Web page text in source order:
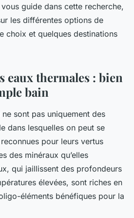
guide dans cette recherche,
les différentes options de
choix et quelques destinations
eaux thermales : bien
bain
ne sont pas uniquement des
dans lesquelles on peut se
pour leurs vertus
des minéraux qu’elles
qui jaillissent des profondeurs
élevées, sont riches en
éléments bénéfiques pour la